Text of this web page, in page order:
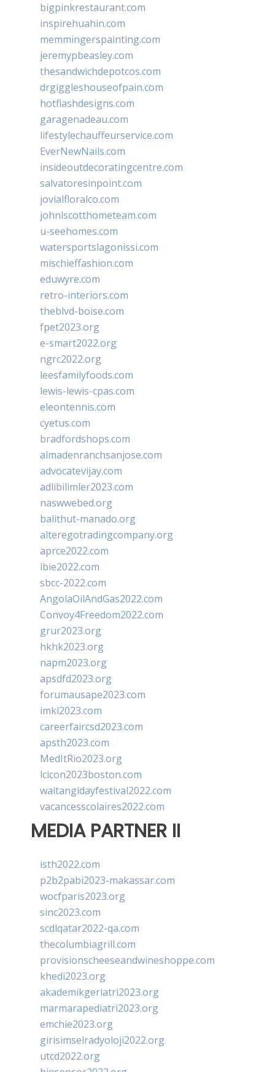
bigpinkrestaurant.com
inspirehuahin.com
memmingerspainting.com
jeremypbeasley.com
thesandwichdepotcos.com
drgiggleshouseofpain.com
hotflashdesigns.com
garagenadeau.com
lifestylechauffeurservice.com
EverNewNails.com
insideoutdecoratingcentre.com
salvatoresinpoint.com
jovialfloralco.com
johnlscotthometeam.com
u-seehomes.com
watersportslagonissi.com
mischieffashion.com
eduwyre.com
retro-interiors.com
theblvd-boise.com
fpet2023.org
e-smart2022.org
ngrc2022.org
leesfamilyfoods.com
lewis-lewis-cpas.com
eleontennis.com
cyetus.com
bradfordshops.com
almadenranchsanjose.com
advocatevijay.com
adlibilimler2023.com
naswwebed.org
balithut-manado.org
alteregotradingcompany.org
aprce2022.com
ibie2022.com
sbcc-2022.com
AngolaOilAndGas2022.com
Convoy4Freedom2022.com
grur2023.org
hkhk2023.org
napm2023.org
apsdfd2023.org
forumausape2023.com
imkl2023.com
careerfaircsd2023.com
apsth2023.com
MedItRio2023.org
lcicon2023boston.com
waitangidayfestival2022.com
vacancesscolaires2022.com
MEDIA PARTNER II
isth2022.com
p2b2pabi2023-makassar.com
wocfparis2023.org
sinc2023.com
scdlqatar2022-qa.com
thecolumbiagrill.com
provisionscheeseandwineshoppe.com
khedi2023.org
akademikgeriatri2023.org
marmarapediatri2023.org
emchie2023.org
girisimselradyoloji2022.org
utcd2022.org